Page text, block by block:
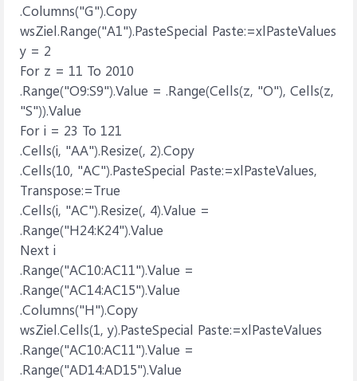
.Columns("G").Copy
wsZiel.Range("A1").PasteSpecial Paste:=xlPasteValues
y = 2
For z = 11 To 2010
.Range("O9:S9").Value = .Range(Cells(z, "O"), Cells(z,
"S")).Value
For i = 23 To 121
.Cells(i, "AA").Resize(, 2).Copy
.Cells(10, "AC").PasteSpecial Paste:=xlPasteValues,
Transpose:=True
.Cells(i, "AC").Resize(, 4).Value =
.Range("H24:K24").Value
Next i
.Range("AC10:AC11").Value =
.Range("AC14:AC15").Value
.Columns("H").Copy
wsZiel.Cells(1, y).PasteSpecial Paste:=xlPasteValues
.Range("AC10:AC11").Value =
.Range("AD14:AD15").Value